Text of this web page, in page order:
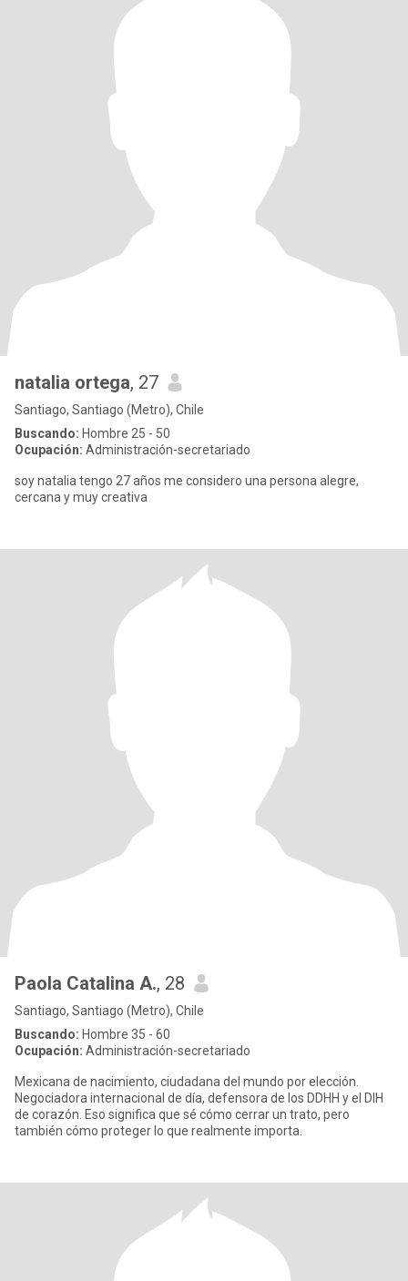
natalia ortega, 27
Santiago, Santiago (Metro), Chile
Buscando: Hombre 25 - 50
Ocupación: Administración-secretariado
soy natalia tengo 27 años me considero una persona alegre,
cercana y muy creativa
Paola Catalina A., 28
Santiago, Santiago (Metro), Chile
Buscando: Hombre 35 - 60
Ocupación: Administración-secretariado
Mexicana de nacimiento, ciudadana del mundo por elección.
Negociadora internacional de día, defensora de los DDHH y el DIH
de corazón. Eso significa que sé cómo cerrar un trato, pero
también cómo proteger lo que realmente importa.